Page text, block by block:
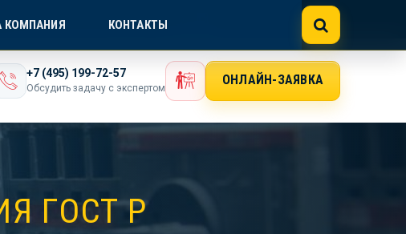
ONLINE@GOSTEXPERT.COM
+7 (495) 199-72-57
Обсудить задачу с экспертом
ОНЛАЙН-ЗАЯВКА
КОМПАНИЯ КОНТАКТЫ
ГОСТ Р